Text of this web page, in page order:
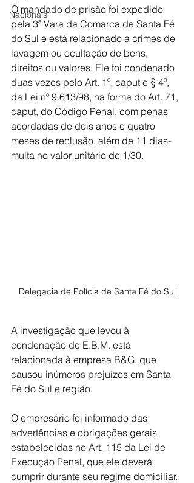
Nacionais
O mandado de prisão foi expedido
pela 3ª Vara da Comarca de Santa Fé
do Sul e está relacionado a crimes de
lavagem ou ocultação de bens,
direitos ou valores. Ele foi condenado
duas vezes pelo Art. 1º, caput e § 4º,
da Lei nº 9.613/98, na forma do Art. 71,
caput, do Código Penal, com penas
acordadas de dois anos e quatro
meses de reclusão, além de 11 dias-
multa no valor unitário de 1/30.
Delegacia de Polícia de Santa Fé do Sul
A investigação que levou à
condenação de E.B.M. está
relacionada à empresa B&G, que
causou inúmeros prejuízos em Santa
Fé do Sul e região.
O empresário foi informado das
advertências e obrigações gerais
estabelecidas no Art. 115 da Lei de
Execução Penal, que ele deverá
cumprir durante seu regime domiciliar.